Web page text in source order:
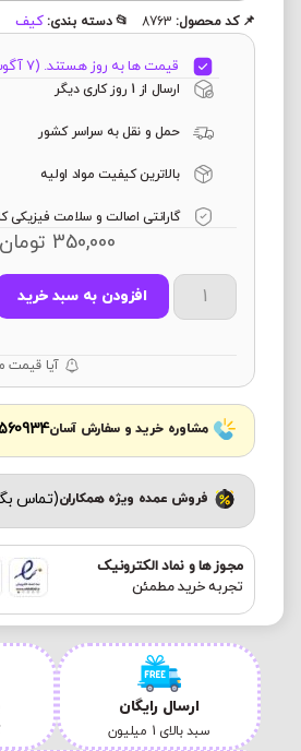
📌 کد محصول: 8763 📂 دسته بندی: کیف
قیمت ها به روز هستند. (7 آگوست)
ارسال از 1 روز کاری دیگر
حمل و نقل به سراسر کشور
بالاترین کیفیت مواد اولیه
گارانتی اصالت و سلامت فیزیکی
350,000 تومان
افزودن به سبد خرید
آیا قیمت
مشاوره خرید و سفارش آسان
فروش عمده ویژه همکاران(تماس
مجوز ها و نماد الکترونیک
تجربه خرید مطمئن
ارسال رایگان
سبد بالای 1 میلیون